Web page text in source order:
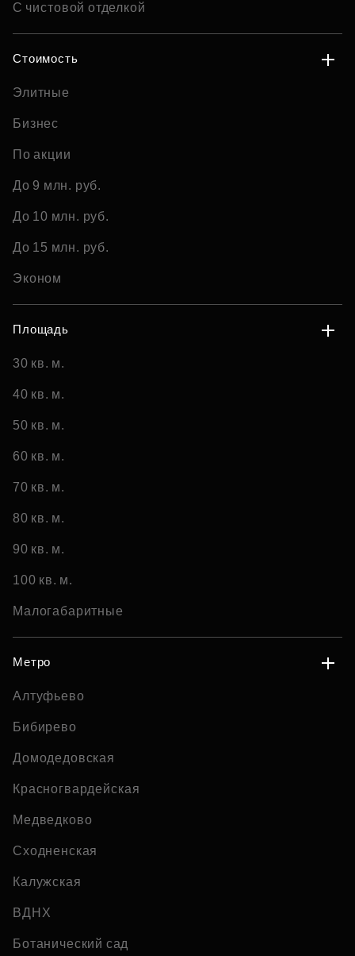
С чистовой отделкой
Стоимость
Элитные
Бизнес
По акции
До 9 млн. руб.
До 10 млн. руб.
До 15 млн. руб.
Эконом
Площадь
30 кв. м.
40 кв. м.
50 кв. м.
60 кв. м.
70 кв. м.
80 кв. м.
90 кв. м.
100 кв. м.
Малогабаритные
Метро
Алтуфьево
Бибирево
Домодедовская
Красногвардейская
Медведково
Сходненская
Калужская
ВДНХ
Ботанический сад